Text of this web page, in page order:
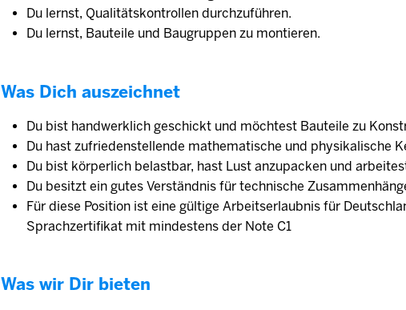
Du lernst, Qualitätskontrollen durchzuführen.
Du lernst, Bauteile und Baugruppen zu montieren.
Was Dich auszeichnet
Du bist handwerklich geschickt und möchtest Bauteile zu
Du hast zufriedenstellende mathematische und physikalische
Du bist körperlich belastbar, hast Lust anzupacken und
Du besitzt ein gutes Verständnis für technische
Für diese Position ist eine gültige Arbeitserlaubnis für
Sprachzertifikat mit mindestens der Note C1
Was wir Dir bieten